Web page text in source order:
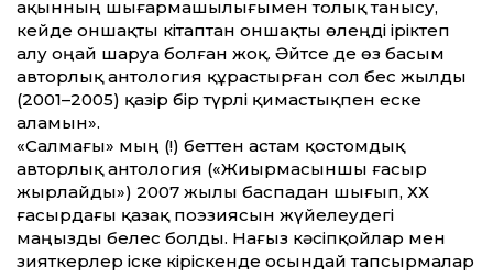
ақынның шығармашылығымен толық танысу,
кейде оншақты кітаптан оншақты өлеңді іріктеп
алу оңай шаруа болған жоқ. Әйтсе де өз басым
авторлық антология құрастырған сол бес жылды
(2001–2005) қазір бір түрлі қимастықпен еске
аламын».
«Салмағы» мың (!) беттен астам қостомдық
авторлық антология («Жиырмасыншы ғасыр
жырлайды») 2007 жылы баспадан шығып, ХХ
ғасырдағы қазақ поэзиясын жүйелеудегі
маңызды белес болды. Нағыз кәсіпқойлар мен
зияткерлер іске кіріскенде осындай тапсырмалар